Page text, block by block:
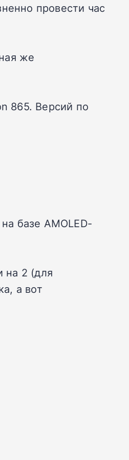
провести час
же
865. Версий по
базе AMOLED-
на 2 (для
а вот